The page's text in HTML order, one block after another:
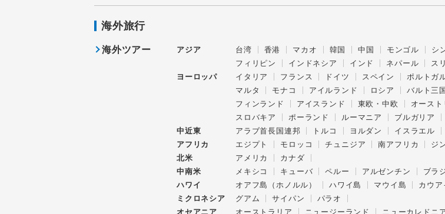
海外旅行
海外ツアー アジア 台湾 香港 マカオ 韓国 中国 モンゴル シ
フィリピン
インドネシア インド ネパール ス
ヨーロッパ
イタリア フランス ドイツ スペイン ポルトガ
マルタ
モナコ アイルランド ロシア バルト三
フィンランド
アイスランド 東欧・中欧 オースト
スロバキア
ポーランド ルーマニア
ブルガリア
中近東
アラブ首長国連邦 トルコ ヨルダン イスラエル
アフリカ
エジプト モロッコ チュニジア 南アフリカ ジ
北米
アメリカ
カナダ
中南米
メキシコ キューバ ペルー アルゼンチン ブラ
ハワイ
オアフ島（ホノルル） ハワイ島 マウイ島
カウア
ミクロネシア
グアム サイパン
パラオ
オセアニア
オーストラリア ニュージーランド ニューカレドニ